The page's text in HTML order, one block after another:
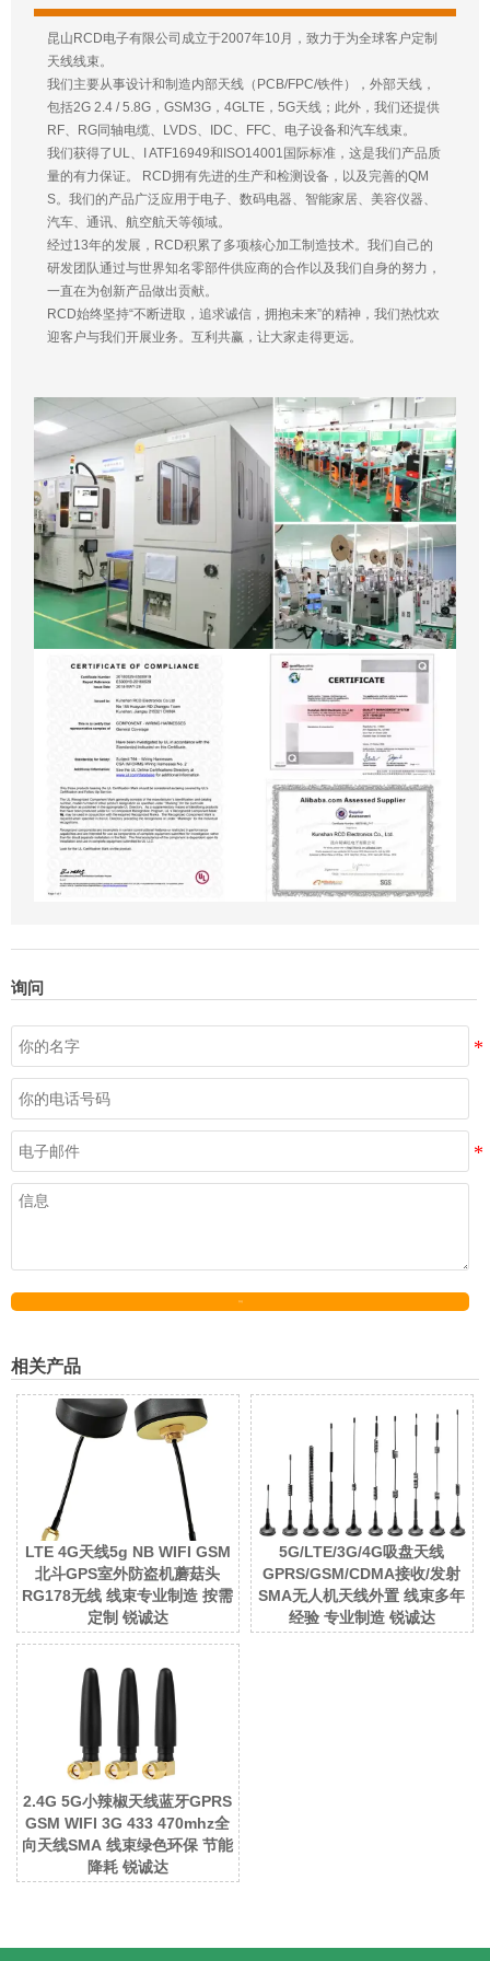
昆山RCD电子有限公司成立于2007年10月，致力于为全球客户定制
天线线束。
我们主要从事设计和制造内部天线（PCB/FPC/铁件），外部天线，
包括2G 2.4 / 5.8G，GSM3G，4GLTE，5G天线；此外，我们还提供
RF、RG同轴电缆、LVDS、IDC、FFC、电子设备和汽车线束。
我们获得了UL、I ATF16949和ISO14001国际标准，这是我们产品质
量的有力保证。 RCD拥有先进的生产和检测设备，以及完善的QM
S。我们的产品广泛应用于电子、数码电器、智能家居、美容仪器、
汽车、通讯、航空航天等领域。
经过13年的发展，RCD积累了多项核心加工制造技术。我们自己的
研发团队通过与世界知名零部件供应商的合作以及我们自身的努力，
一直在为创新产品做出贡献。
RCD始终坚持“不断进取，追求诚信，拥抱未来”的精神，我们热忱欢
迎客户与我们开展业务。互利共赢，让大家走得更远。
询问
相关产品
LTE 4G天线5g NB WIFI GSM
北斗GPS室外防盗机蘑菇头
RG178无线 线束专业制造 按需
定制 锐诚达
5G/LTE/3G/4G吸盘天线
GPRS/GSM/CDMA接收/发射
SMA无人机天线外置 线束多年
经验 专业制造 锐诚达
2.4G 5G小辣椒天线蓝牙GPRS
GSM WIFI 3G 433 470mhz全
向天线SMA 线束绿色环保 节能
降耗 锐诚达